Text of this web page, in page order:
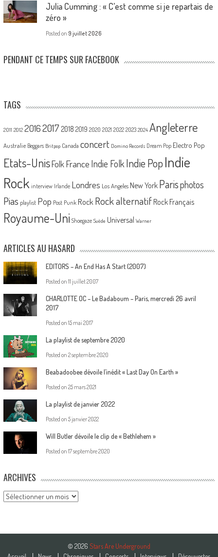
Julia Cumming : « C’est comme si je repartais de
zéro »
Posted on 9 juillet 2026
PENDANT CE TEMPS SUR FACEBOOK
TAGS
2011 2012 20162017 2018 2019 2020 2021 2022 2023 2024 Angleterre
Australie Beggars Britpop Canada concert Domino Records Dream Pop Electro Pop
Etats-UnisFolk France Indie Folk Indie PopIndie
Rock interview Irlande Londres Los Angeles New York Parisphotos
Pias playlist Pop Post Punk Rock Rock alternatif Rock Français
Royaume-Uni Shoegaze Suède Universal Warner
ARTICLES AU HASARD
EDITORS – An End Has A Start (2007)
Posted on 11 juillet 2007
CHARLOTTE OC – Le Badaboum – Paris, mercredi 26 avril
2017
Posted on 15 mai 2017
La playlist de septembre 2020
Posted on 2 septembre 2020
Beabadoobee dévoile l’inédit « Last Day On Earth »
Posted on 25 mars 2021
La playlist de janvier 2022
Posted on 5 janvier 2022
Will Butler dévoile le clip de « Bethlehem »
Posted on 17 septembre 2020
ARCHIVES
Archives
© 2026 Stars Are Underground